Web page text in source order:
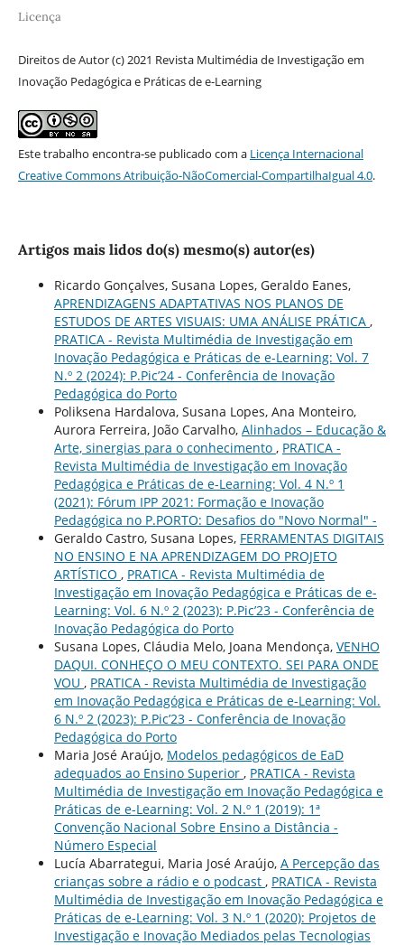
Licença
Direitos de Autor (c) 2021 Revista Multimédia de Investigação em
Inovação Pedagógica e Práticas de e-Learning
Este trabalho encontra-se publicado com a Licença Internacional
Creative Commons Atribuição-NãoComercial-CompartilhaIgual 4.0.
Artigos mais lidos do(s) mesmo(s) autor(es)
Ricardo Gonçalves, Susana Lopes, Geraldo Eanes,
APRENDIZAGENS ADAPTATIVAS NOS PLANOS DE
ESTUDOS DE ARTES VISUAIS: UMA ANÁLISE PRÁTICA ,
PRATICA - Revista Multimédia de Investigação em
Inovação Pedagógica e Práticas de e-Learning: Vol. 7
N.º 2 (2024): P.Pic’24 - Conferência de Inovação
Pedagógica do Porto
Poliksena Hardalova, Susana Lopes, Ana Monteiro,
Aurora Ferreira, João Carvalho, Alinhados – Educação &
Arte, sinergias para o conhecimento , PRATICA -
Revista Multimédia de Investigação em Inovação
Pedagógica e Práticas de e-Learning: Vol. 4 N.º 1
(2021): Fórum IPP 2021: Formação e Inovação
Pedagógica no P.PORTO: Desafios do "Novo Normal" -
Geraldo Castro, Susana Lopes, FERRAMENTAS DIGITAIS
NO ENSINO E NA APRENDIZAGEM DO PROJETO
ARTÍSTICO , PRATICA - Revista Multimédia de
Investigação em Inovação Pedagógica e Práticas de e-
Learning: Vol. 6 N.º 2 (2023): P.Pic’23 - Conferência de
Inovação Pedagógica do Porto
Susana Lopes, Cláudia Melo, Joana Mendonça, VENHO
DAQUI. CONHEÇO O MEU CONTEXTO. SEI PARA ONDE
VOU , PRATICA - Revista Multimédia de Investigação
em Inovação Pedagógica e Práticas de e-Learning: Vol.
6 N.º 2 (2023): P.Pic’23 - Conferência de Inovação
Pedagógica do Porto
Maria José Araújo, Modelos pedagógicos de EaD
adequados ao Ensino Superior , PRATICA - Revista
Multimédia de Investigação em Inovação Pedagógica e
Práticas de e-Learning: Vol. 2 N.º 1 (2019): 1ª
Convenção Nacional Sobre Ensino a Distância -
Número Especial
Lucía Abarrategui, Maria José Araújo, A Percepção das
crianças sobre a rádio e o podcast , PRATICA - Revista
Multimédia de Investigação em Inovação Pedagógica e
Práticas de e-Learning: Vol. 3 N.º 1 (2020): Projetos de
Investigação e Inovação Mediados pelas Tecnologias